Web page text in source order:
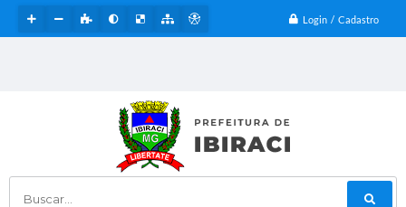
Login / Cadastro
Buscar...